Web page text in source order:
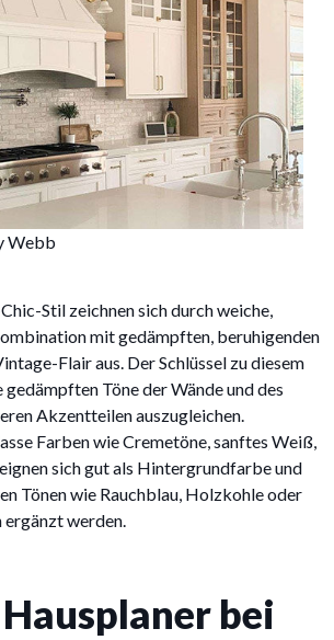
Webb
Stil zeichnen sich durch weiche,
mit gedämpften, beruhigenden
Flair aus. Der Schlüssel zu diesem
Töne der Wände und des
Akzentteilen auszugleichen.
Farben wie Cremetöne, sanftes Weiß,
sich gut als Hintergrundfarbe und
Tönen wie Rauchblau, Holzkohle oder
werden.
bei